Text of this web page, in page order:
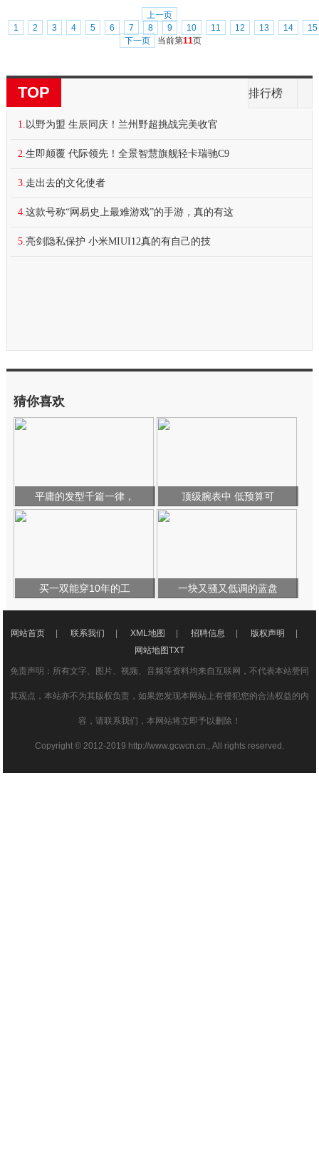
上一页
1
2 3 4 5 6 7 8 9 10 11 12 13 14
15
下一页
当前第11页
TOP 排行榜
1. 以野为盟 生辰同庆！兰州野超挑战完美收官
2. 生即颠覆 代际领先！全景智慧旗舰轻卡瑞驰C9
3. 走出去的文化使者
4. 这款号称“网易史上最难游戏”的手游，真的有这
5. 亮剑隐私保护 小米MIUI12真的有自己的技
猜你喜欢
平庸的发型千篇一律， 顶级腕表中 低预算可
买一双能穿10年的工 一块又骚又低调的蓝盘
网站首页 | 联系我们 | XML地图 | 招聘信息 | 版权声明
|
网站地图TXT
免责声明：所有文字、图片、视频、音频等资料均来自互联网，不代表本站赞同
其观点，本站亦不为其版权负责，如果您发现本网站上有侵犯您的合法权益的内
容，请联系我们，本网站将立即予以删除！
Copyright © 2012-2019 http://www.gcwcn.cn., All rights reserved.